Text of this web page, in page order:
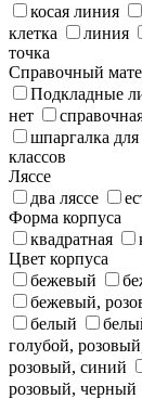
косая линия
клетка
линия
точка
Справочный
Подкладные
нет
шпаргалка
классов
Ляссе
два ляссе
Форма корпуса
квадратная
Цвет корпуса
бежевый
бежевый,
белый
голубой,
розовый, синий
розовый, черный